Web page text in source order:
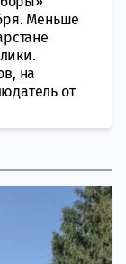
Меньше
на
от